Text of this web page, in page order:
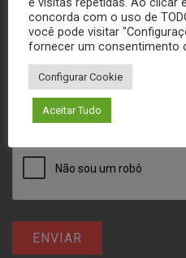
concorda com o uso de
você pode visitar
fornecer um consentimento
Configurar Cookie
Aceitar Tudo